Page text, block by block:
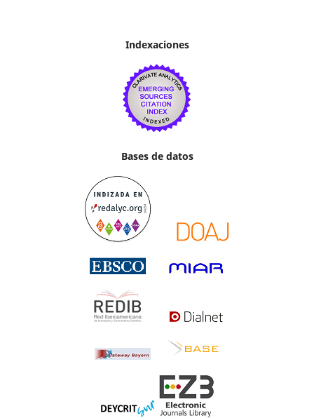
Indexaciones
Bases de datos